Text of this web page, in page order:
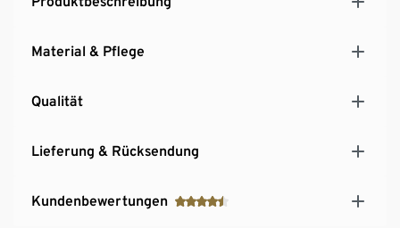
Material & Pflege
Qualität
Lieferung & Rücksendung
Kundenbewertungen